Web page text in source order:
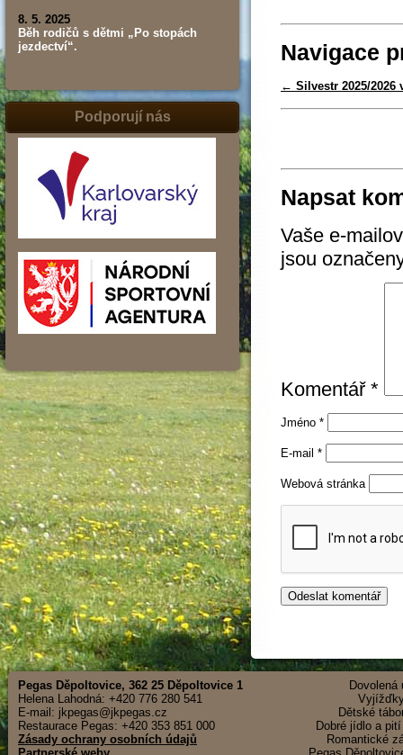
8. 5. 2025
Běh rodičů s dětmi „Po stopách
jezdectví“.
Podporují nás
Navigace
← Silvestr 2025/2026
Napsat
Vaše e-
jsou
Komentář *
Jméno *
E-mail *
Webová stránka
Pegas Děpoltovice, 362 25 Děpoltovice 1
Helena Lahodná: +420 776 280 541
E-mail: jkpegas@jkpegas.cz
Restaurace Pegas: +420 353 851 000
Zásady ochrany osobních údajů
Dětské
Dobré jídlo a
Romantické